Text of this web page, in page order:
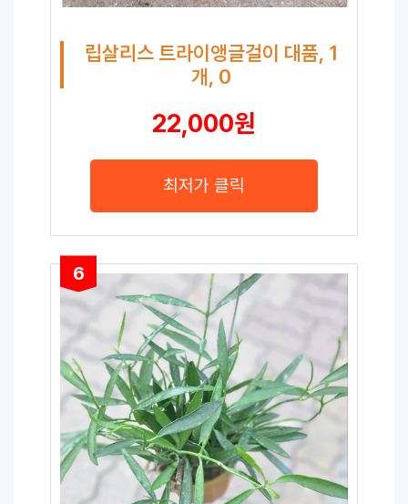
립살리스 트라이앵글걸이 대품, 1
개, 0
22,000원
최저가 클릭
6